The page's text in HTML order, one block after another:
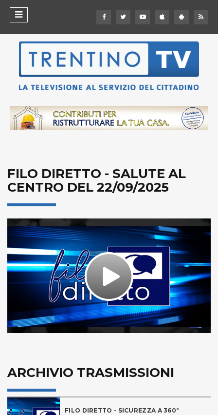
FILO DIRETTO - SALUTE AL
CENTRO DEL 22/09/2025
Play
Video
ARCHIVIO TRASMISSIONI
FILO DIRETTO - SICUREZZA A 360°